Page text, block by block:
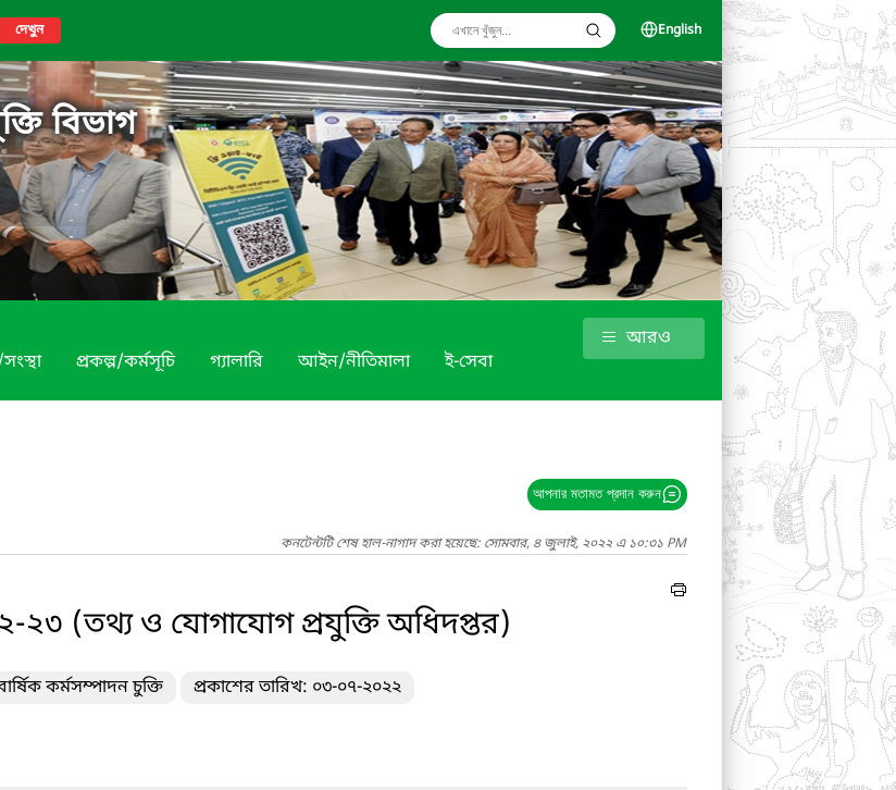
দেখুন English
বিভাগ
প্রকল্প/কর্মসূচি গ্যালারি আইন/নীতিমালা ই-সেবা
আরও
আপনার মতামত প্রদান করুন
কনটেন্টটি শেষ হাল-নাগাদ করা হয়েছে: সোমবার, ৪ জুলাই, ২০২২ এ ১০:৩১ PM
২৩ (তথ্য ও যোগাযোগ প্রযুক্তি অধিদপ্তর)
কর্মসম্পাদন চুক্তি প্রকাশের তারিখ: ০৩-০৭-২০২২